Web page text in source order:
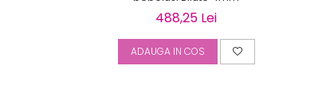
488,25 Lei
ADAUGA IN COS